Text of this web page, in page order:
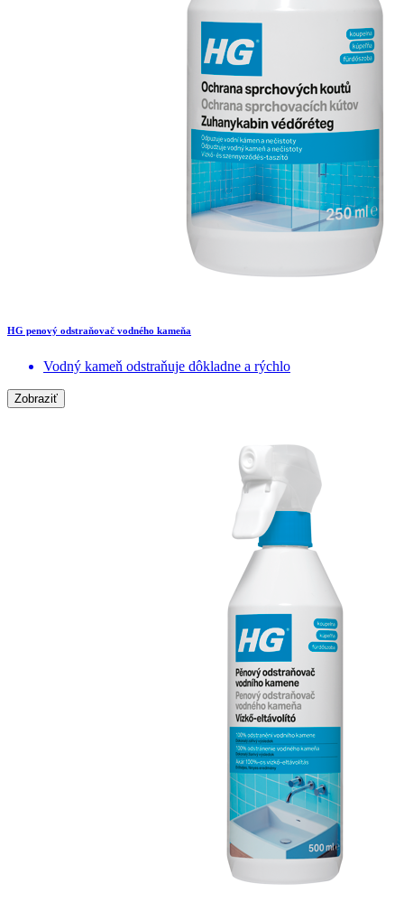
HG penový odstraňovač vodného kameňa
Vodný kameň odstraňuje dôkladne a rýchlo
Zobraziť